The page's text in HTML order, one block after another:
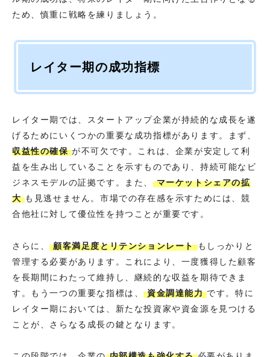
ため、慎重に戦略を練りましょう。
レイター期の成功指標
レイター期では、スタートアップ企業が持続的な成長を遂
げるためにいくつかの重要な成功指標があります。まず、
収益性の確保が不可欠です。これは、企業が安定して利
益を生み出していることを示すものであり、持続可能なビ
ジネスモデルの証拠です。また、 マーケットシェアの拡
大も見逃せません。市場での存在感を示すためには、競
合他社に対して優位性を持つことが重要です。
さらに、顧客満足度とリテンションレートもしっかりと
管理する必要があります。これにより、一度獲得した顧客
を長期間にわたって維持し、継続的な収益を期待できま
す。もう一つの重要な指標は、資金調達能力です。特に
レイター期においては、新たな投資家や資金源を見つける
ことが、さらなる成長の鍵となります。